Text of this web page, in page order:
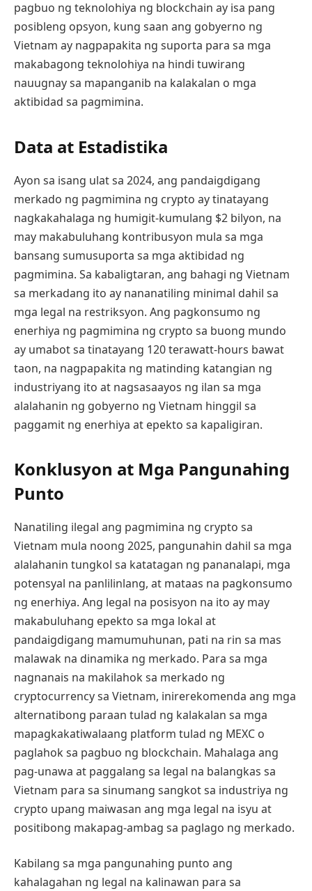
pagbuo ng teknolohiya ng blockchain ay isa pang
posibleng opsyon, kung saan ang gobyerno ng
Vietnam ay nagpapakita ng suporta para sa mga
makabagong teknolohiya na hindi tuwirang
nauugnay sa mapanganib na kalakalan o mga
aktibidad sa pagmimina.
Data at Estadistika
Ayon sa isang ulat sa 2024, ang pandaigdigang
merkado ng pagmimina ng crypto ay tinatayang
nagkakahalaga ng humigit-kumulang $2 bilyon, na
may makabuluhang kontribusyon mula sa mga
bansang sumusuporta sa mga aktibidad ng
pagmimina. Sa kabaligtaran, ang bahagi ng Vietnam
sa merkadang ito ay nananatiling minimal dahil sa
mga legal na restriksyon. Ang pagkonsumo ng
enerhiya ng pagmimina ng crypto sa buong mundo
ay umabot sa tinatayang 120 terawatt-hours bawat
taon, na nagpapakita ng matinding katangian ng
industriyang ito at nagsasaayos ng ilan sa mga
alalahanin ng gobyerno ng Vietnam hinggil sa
paggamit ng enerhiya at epekto sa kapaligiran.
Konklusyon at Mga Pangunahing
Punto
Nanatiling ilegal ang pagmimina ng crypto sa
Vietnam mula noong 2025, pangunahin dahil sa mga
alalahanin tungkol sa katatagan ng pananalapi, mga
potensyal na panlilinlang, at mataas na pagkonsumo
ng enerhiya. Ang legal na posisyon na ito ay may
makabuluhang epekto sa mga lokal at
pandaigdigang mamumuhunan, pati na rin sa mas
malawak na dinamika ng merkado. Para sa mga
nagnanais na makilahok sa merkado ng
cryptocurrency sa Vietnam, inirerekomenda ang mga
alternatibong paraan tulad ng kalakalan sa mga
mapagkakatiwalaang platform tulad ng MEXC o
paglahok sa pagbuo ng blockchain. Mahalaga ang
pag-unawa at paggalang sa legal na balangkas sa
Vietnam para sa sinumang sangkot sa industriya ng
crypto upang maiwasan ang mga legal na isyu at
positibong makapag-ambag sa paglago ng merkado.
Kabilang sa mga pangunahing punto ang
kahalagahan ng legal na kalinawan para sa